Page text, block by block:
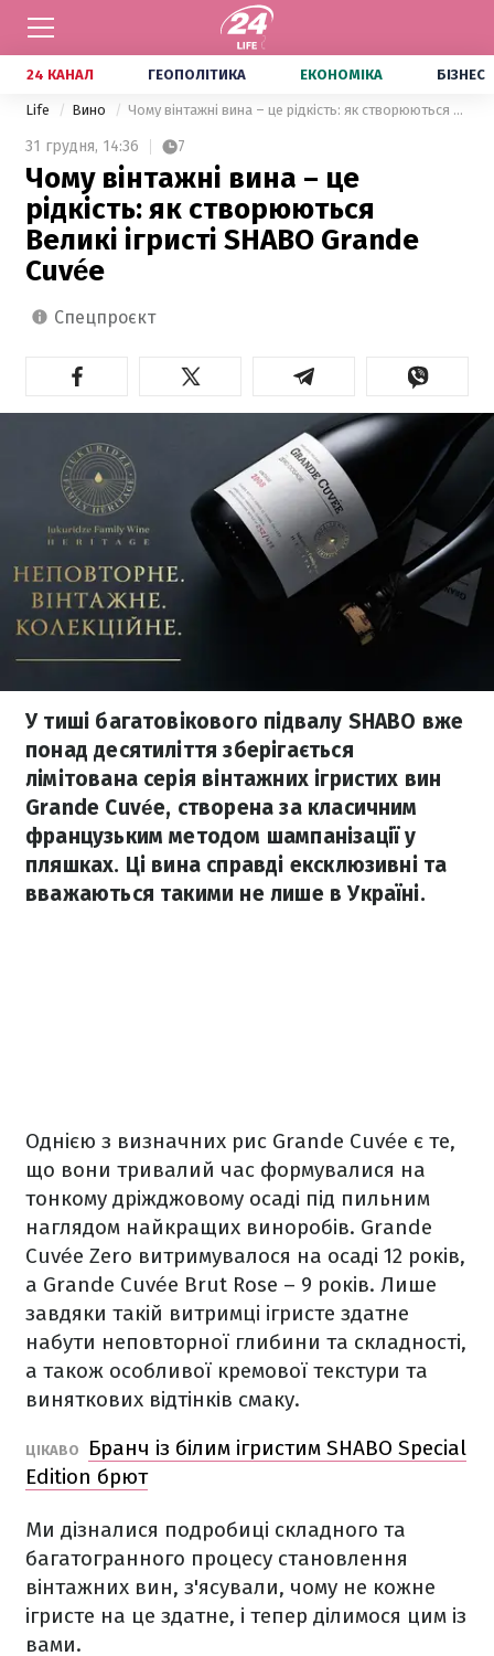
24 КАНАЛ ГЕОПОЛІТИКА ЕКОНОМІКА БІЗНЕС
Life Вино Чому вінтажні вина – це рідкість: як створюються Великі ігристі SHABO Grande Cuvée
31 грудня, 14:36 7
Чому вінтажні вина – це
рідкість: як створюються
Великі ігристі SHABO Grande
Cuvée
спецпроєкт
У тиші багатовікового підвалу SHABO вже
понад десятиліття зберігається
лімітована серія вінтажних ігристих вин
Grande Cuvée, створена за класичним
французьким методом шампанізації у
пляшках. Ці вина справді ексклюзивні та
вважаються такими не лише в Україні.
Однією з визначних рис Grande Cuvée є те,
що вони тривалий час формувалися на
тонкому дріжджовому осаді під пильним
наглядом найкращих виноробів. Grande
Cuvée Zero витримувалося на осаді 12 років,
а Grande Cuvée Brut Rose – 9 років. Лише
завдяки такій витримці ігристе здатне
набути неповторної глибини та складності,
а також особливої ​​кремової текстури та
виняткових відтінків смаку.
ЦІКАВО
Бранч із білим ігристим SHABO Special
Edition брют
Ми дізналися подробиці складного та
багатогранного процесу становлення
вінтажних вин, з'ясували, чому не кожне
ігристе на це здатне, і тепер ділимося цим із
вами.